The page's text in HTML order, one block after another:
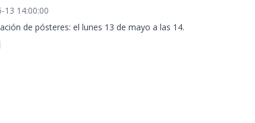
13 14:00:00
de pósteres: el lunes 13 de mayo a las 14.